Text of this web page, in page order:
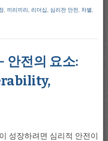
, 끼리끼리, 리더십, 심리전 안전, 차별,
안전의 요소:
성장하려면 심리적 안전이